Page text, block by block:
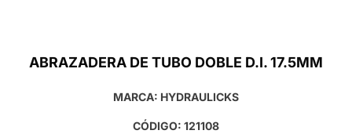
ABRAZADERA DE TUBO DOBLE D.I. 17.5MM
MARCA: HYDRAULICKS
CÓDIGO: 121108